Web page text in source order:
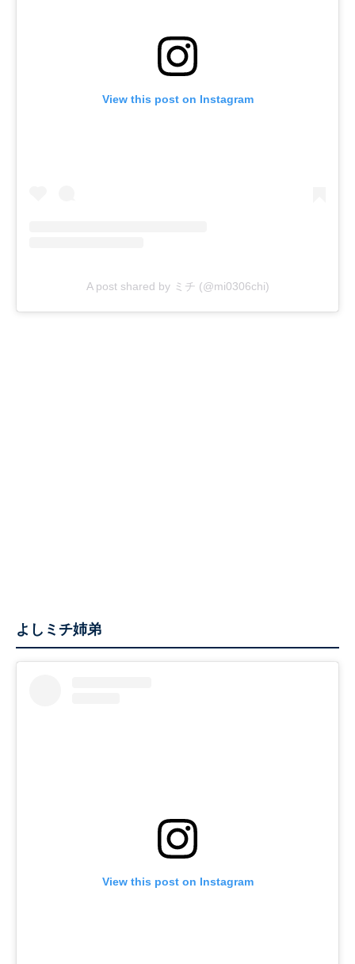
View this post on Instagram
A post shared by ミチ (@mi0306chi)
よしミチ姉弟
View this post on Instagram